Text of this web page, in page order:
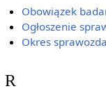
Obowiązek
Ogłoszenie
Okres
R